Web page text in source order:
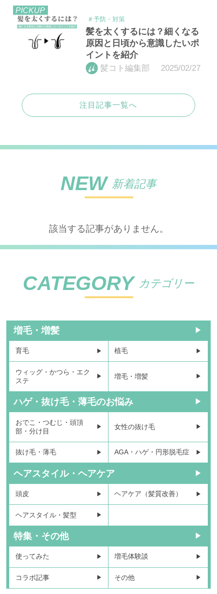
PICKUP
＃予防・対策
髪を太くするには？細くなる
原因と日頃から意識したいポ
イントを紹介
髪コト編集部
2025/02/27
注目記事一覧へ
NEW 新着記事
該当する記事がありません。
CATEGORY カテゴリー
増毛・増髪
育毛 植毛
ウィッグ・かつら・エク
ステ
増毛・増髪
ハゲ・抜け毛・薄毛のお悩み
おでこ・つむじ・頭頂
部・分け目
女性の抜け毛
抜け毛・薄毛 AGA・ハゲ・円形脱毛症
ヘアスタイル・ヘアケア
頭皮 ヘアケア（髪質改善）
ヘアスタイル・髪型
特集・その他
使ってみた 増毛体験談
コラボ記事 その他